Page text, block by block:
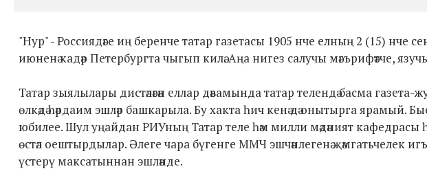
"Нур" - Россиядәге иң беренче татар газетасы 1905 нче елның 2 (15) нче
июненә кадәр Петербургта чыгып килә. Аңа нигез салучы мәгърифәтче,
Татар зыялылары дистәләгән еллар дәвамында татар телендә басма
өлкәдә һәрдаим эшләр башкарыла. Бу хакта һич кенә дә онытырга ярамый.
юбилее. Шул уңайдан РИУның Татар теле һәм милли мәдәният кафедрасы
өстәл оештырдылар. Әлеге чара бүгенге ММЧ эшчәнлегенә җәмгатьчелек
үстерү максатыннан эшләнде.